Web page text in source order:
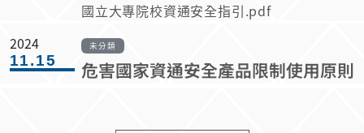
國立大專院校資通安全指引.pdf
2024
11.15
未分類
危害國家資通安全產品限制使用原則